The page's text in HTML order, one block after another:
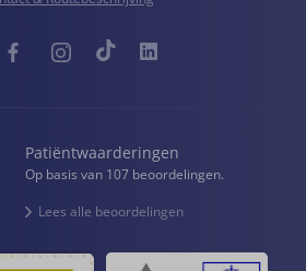
Patiëntwaarderingen
Op basis van 107 beoordelingen.
Lees alle beoordelingen